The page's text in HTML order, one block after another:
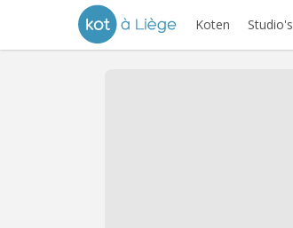
Koten Studio's